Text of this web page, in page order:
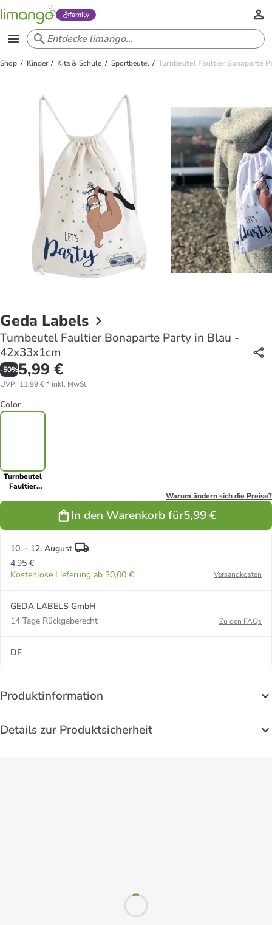
family
Shop Kinder Kita & Schule Sportbeutel Turnbeutel Faultier Bonaparte
Geda Labels
Turnbeutel Faultier Bonaparte Party in Blau -
42x33x1cm
-50%5,99 €
UVP: 11,99 €* inkl. MwSt.
Color
Turnbeutel
Faultier
Party in Blau
Warum ändern sich die Preise?
In den Warenkorb für5,99 €
10. - 12. August
4,95 €
Kostenlose Lieferung ab 30,00 €
Versandkosten
GEDA LABELS GmbH
14 Tage Rückgaberecht
Zu den FAQs
DE
Produktinformation
Details zur Produktsicherheit